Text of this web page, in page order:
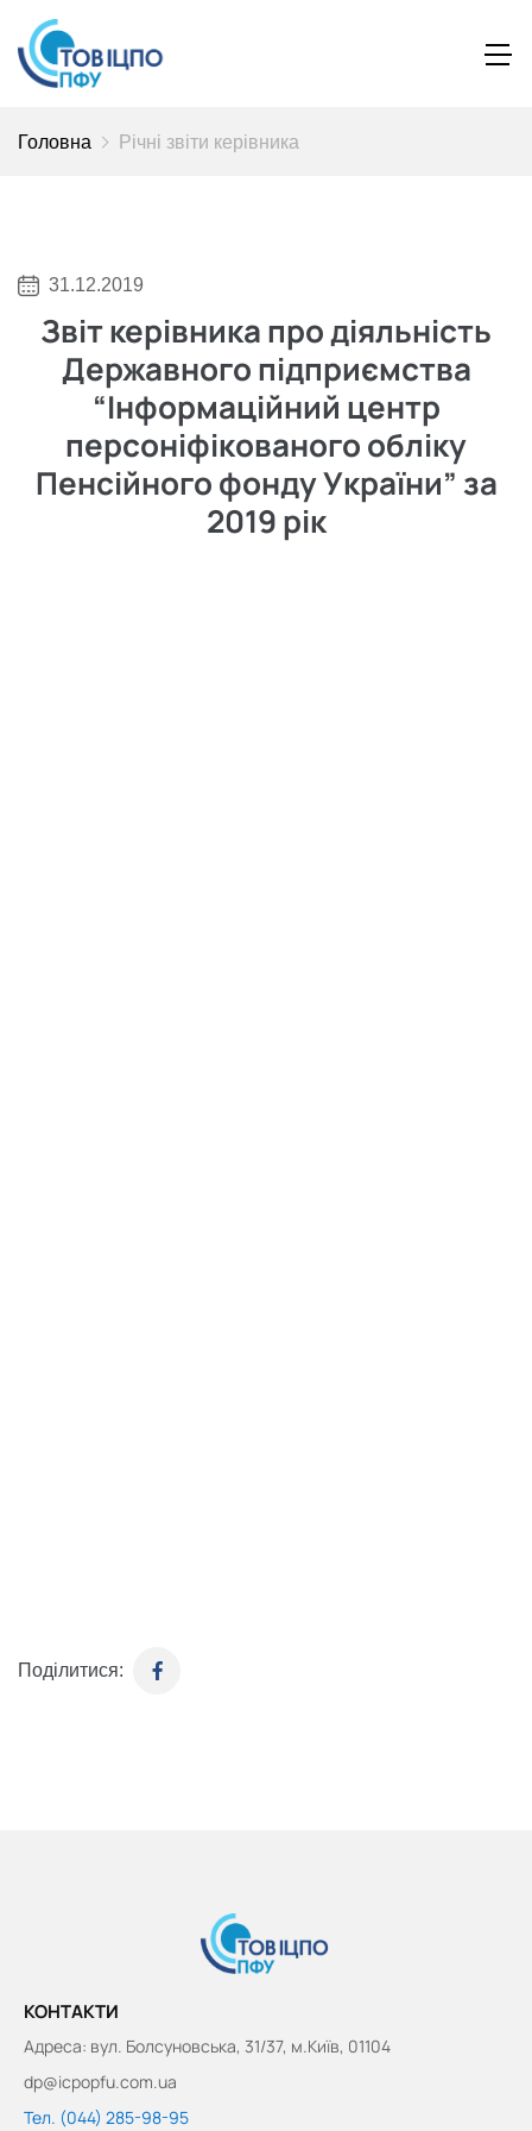
Головна Річні звіти керівника
31.12.2019
Звіт керівника про діяльність
Державного підприємства
“Інформаційний центр
персоніфікованого обліку
Пенсійного фонду України” за
2019 рік
Поділитися:
КОНТАКТИ
Адреса: вул. Болсуновська, 31/37, м.Київ, 01104
dp@icpopfu.com.ua
Тел. (044) 285-98-95